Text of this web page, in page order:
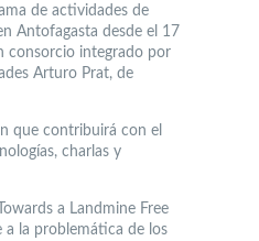
de actividades de
Antofagasta desde el 17
consorcio integrado por
Arturo Prat, de
que contribuirá con el
charlas y
a Landmine Free
a la problemática de los